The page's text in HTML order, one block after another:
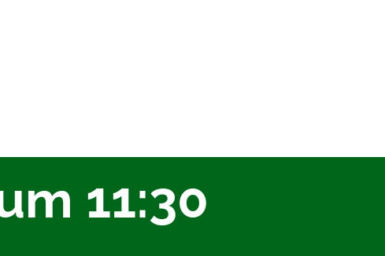
11:30